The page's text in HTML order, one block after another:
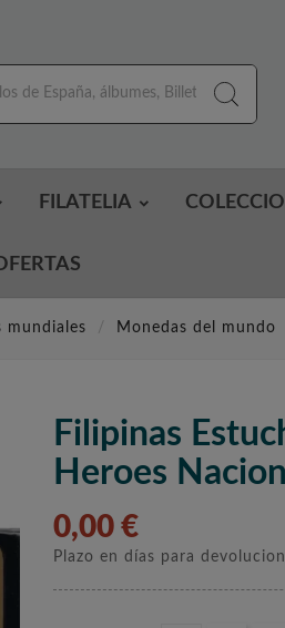
FILATELIA
mundiales Monedas del mundo
Filipinas
Heroes
0,00 €
Plazo en días para